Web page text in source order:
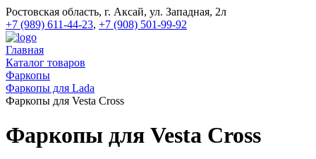
Ростовская область, г. Аксай, ул. Западная, 2л
+7 (989) 611-44-23, +7 (908) 501-99-92
Главная
Каталог товаров
Фаркопы
Фаркопы для Lada
Фаркопы для Vesta Cross
Фаркопы для Vesta Cross